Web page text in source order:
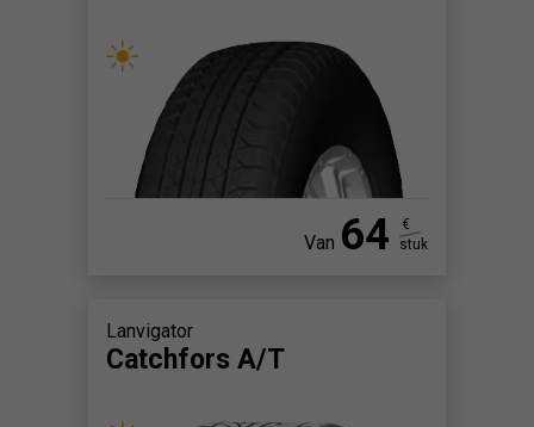
Van 64
€
stuk
Lanvigator
Catchfors A/T